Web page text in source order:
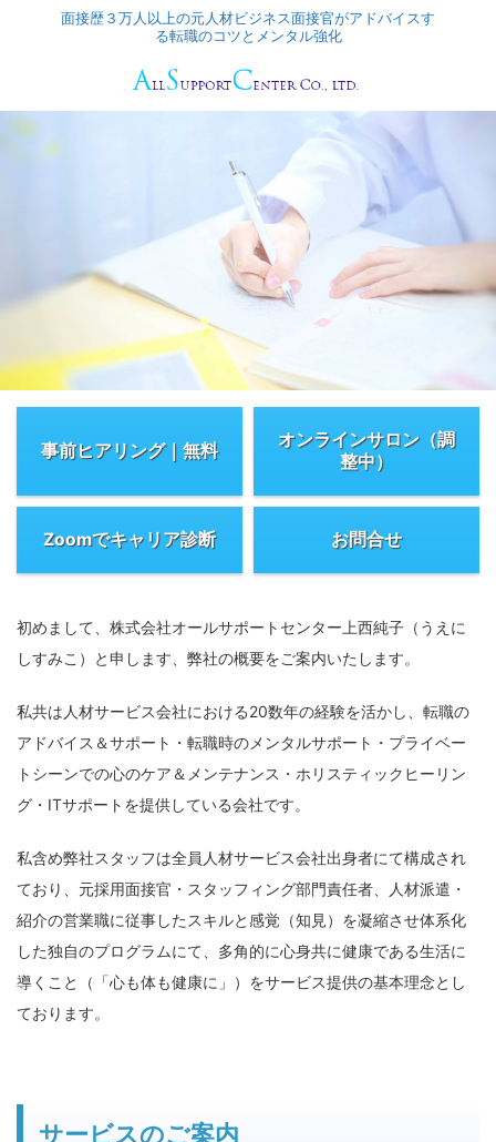
面接歴３万人以上の元人材ビジネス面接官がアドバイスす
る転職のコツとメンタル強化
事前ヒアリング｜無料
オンラインサロン（調
整中）
Zoomでキャリア診断 お問合せ
初めまして、株式会社オールサポートセンター上西純子（うえに
しすみこ）と申します、弊社の概要をご案内いたします。
私共は人材サービス会社における20数年の経験を活かし、転職の
アドバイス＆サポート・転職時のメンタルサポート・プライベー
トシーンでの心のケア＆メンテナンス・ホリスティックヒーリン
グ・ITサポートを提供している会社です。
私含め弊社スタッフは全員人材サービス会社出身者にて構成され
ており、元採用面接官・スタッフィング部門責任者、人材派遣・
紹介の営業職に従事したスキルと感覚（知見）を凝縮させ体系化
した独自のプログラムにて、多角的に心身共に健康である生活に
導くこと（「心も体も健康に」）をサービス提供の基本理念とし
ております。
サービスのご案内